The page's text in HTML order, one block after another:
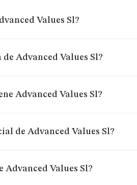
Values Sl?
Advanced Values Sl?
Advanced Values Sl?
de Advanced Values Sl?
Advanced Values Sl?